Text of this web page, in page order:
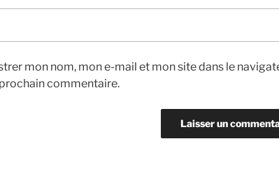
mon nom, mon e-mail et mon site dans le
commentaire.